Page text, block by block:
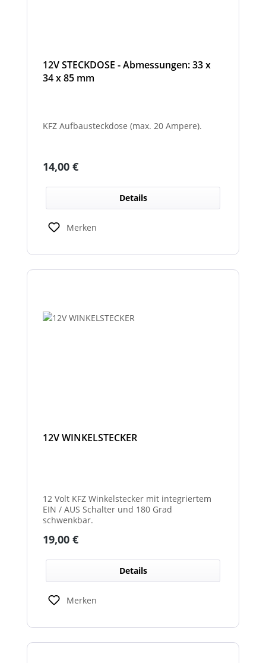
12V STECKDOSE - Abmessungen: 33 x
34 x 85 mm
KFZ Aufbausteckdose (max. 20 Ampere).
Regulärer Preis:
14,00 €
Details
Merken
12V WINKELSTECKER
12 Volt KFZ Winkelstecker mit integriertem
EIN / AUS Schalter und 180 Grad
schwenkbar.
Regulärer Preis:
19,00 €
Details
Merken